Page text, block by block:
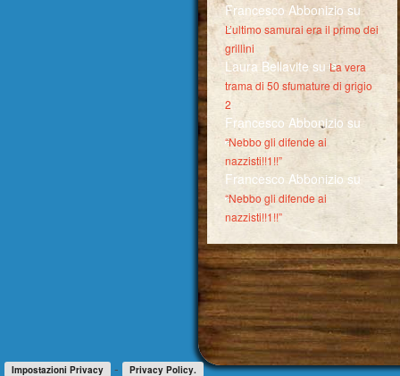
Impostazioni Privacy - Privacy Policy.
Francesco Abbonizio su
L’ultimo samurai era il primo dei
grillini
Laura Bellavite su La vera
trama di 50 sfumature di grigio
2
Francesco Abbonizio su
“Nebbo gli difende ai
nazzisti!!1!!”
Francesco Abbonizio su
“Nebbo gli difende ai
nazzisti!!1!!”